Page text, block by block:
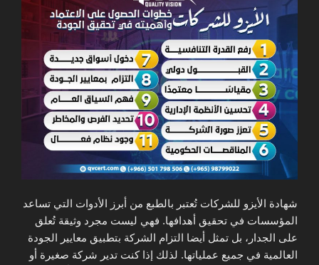
شهادة الأيزو للشركات تُعتبر بالطبع من أبرز الأدوات التي تساعد
المؤسسات في تحقيق أهدافها. فهي ليست مجرد وثيقة تُعلق
على الجدار، بل تمثل أيضا التزام الشركة بتطبيق معايير الجودة
العالمية في جميع عملياتها. لذلك إذا كنت تدير شركة صغيرة أو